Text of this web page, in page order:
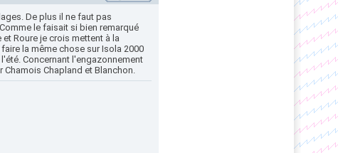
De plus il ne faut pas
le faisait si bien remarqué
Roure je crois mettent à la
la même chose sur Isola 2000
Concernant l'engazonnement
Chapland et Blanchon.